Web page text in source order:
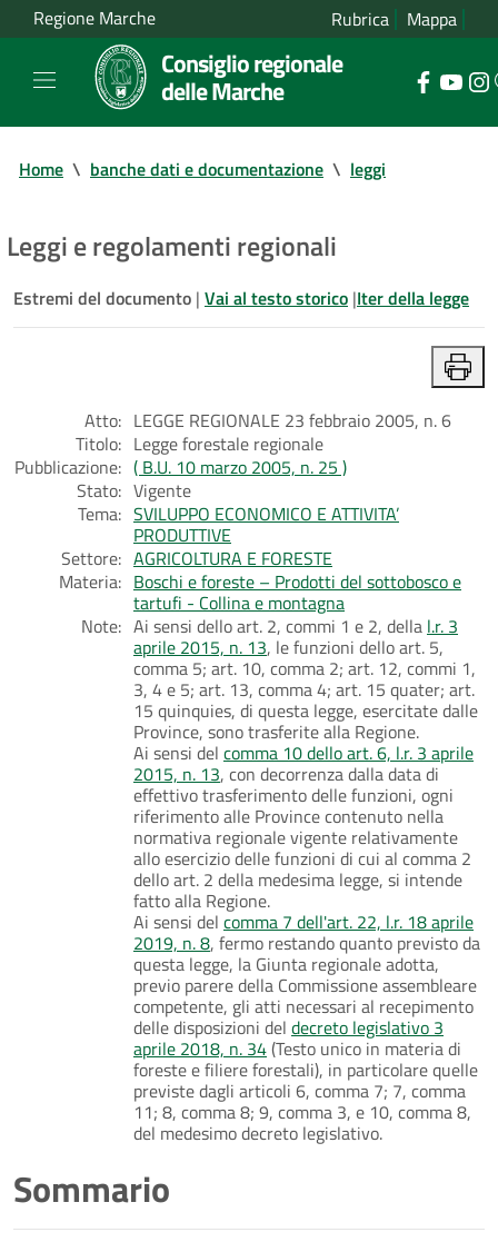
Regione Marche Rubrica Mappa
Consiglio regionale
delle Marche
Home \ banche dati e documentazione \ leggi
Leggi e regolamenti regionali
Estremi del documento | Vai al testo storico |Iter della legge
Atto: LEGGE REGIONALE 23 febbraio 2005, n. 6
Titolo: Legge forestale regionale
Pubblicazione: ( B.U. 10 marzo 2005, n. 25 )
Stato: Vigente
Tema: SVILUPPO ECONOMICO E ATTIVITA’
PRODUTTIVE
Settore: AGRICOLTURA E FORESTE
Materia: Boschi e foreste – Prodotti del sottobosco e
tartufi - Collina e montagna
Note: Ai sensi dello art. 2, commi 1 e 2, della l.r. 3
aprile 2015, n. 13, le funzioni dello art. 5,
comma 5; art. 10, comma 2; art. 12, commi 1,
3, 4 e 5; art. 13, comma 4; art. 15 quater; art.
15 quinquies, di questa legge, esercitate dalle
Province, sono trasferite alla Regione.
Ai sensi del comma 10 dello art. 6, l.r. 3 aprile
2015, n. 13, con decorrenza dalla data di
effettivo trasferimento delle funzioni, ogni
riferimento alle Province contenuto nella
normativa regionale vigente relativamente
allo esercizio delle funzioni di cui al comma 2
dello art. 2 della medesima legge, si intende
fatto alla Regione.
Ai sensi del comma 7 dell'art. 22, l.r. 18 aprile
2019, n. 8, fermo restando quanto previsto da
questa legge, la Giunta regionale adotta,
previo parere della Commissione assembleare
competente, gli atti necessari al recepimento
delle disposizioni del decreto legislativo 3
aprile 2018, n. 34(Testo unico in materia di
foreste e filiere forestali), in particolare quelle
previste dagli articoli 6, comma 7; 7, comma
11; 8, comma 8; 9, comma 3, e 10, comma 8,
del medesimo decreto legislativo.
Sommario